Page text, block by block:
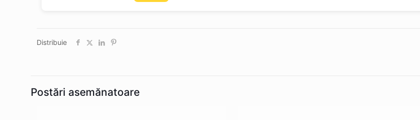
Distribuie
Postări asemănatoare